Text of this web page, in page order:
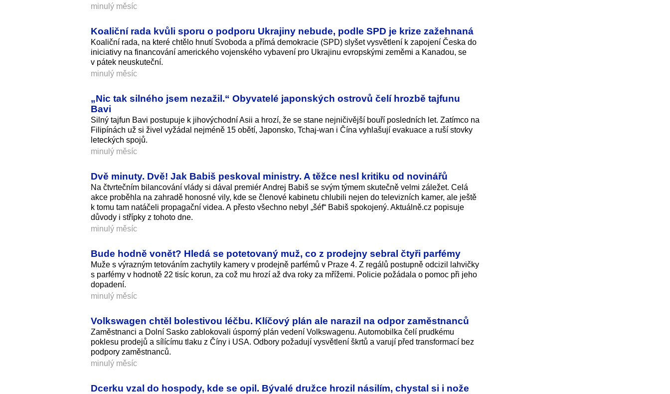
minulý měsíc
Koaliční rada kvůli sporu o podporu Ukrajiny nebude, podle SPD je krize zažehnaná
Koaliční rada, na které chtělo hnutí Svoboda a přímá demokracie (SPD) slyšet vysvětlení k zapojení Česka do
iniciativy na financování amerického vojenského vybavení pro Ukrajinu evropskými zeměmi a Kanadou, se
v pátek neuskuteční.
minulý měsíc
„Nic tak silného jsem nezažil.“ Obyvatelé japonských ostrovů čelí hrozbě tajfunu
Bavi
Silný tajfun Bavi postupuje k jihovýchodní Asii a hrozí, že se stane nejničivější bouří posledních let. Zatímco na
Filipínách už si živel vyžádal nejméně 15 obětí, Japonsko, Tchaj-wan i Čína vyhlašují evakuace a ruší stovky
leteckých spojů.
minulý měsíc
Dvě minuty. Dvě! Jak Babiš peskoval ministry. A těžce nesl kritiku od novinářů
Na čtvrtečním bilancování vlády si dával premiér Andrej Babiš se svým týmem skutečně velmi záležet. Celá
akce proběhla na zahradě honosné vily, kde se členové kabinetu chlubili nejen do televizních kamer, ale ještě
k tomu tam natáčeli propagační videa. A přesto všechno nebyl „šéf“ Babiš spokojený. Aktuálně.cz popisuje
důvody i střípky z tohoto dne.
minulý měsíc
Bude hodně vonět? Hledá se potetovaný muž, co z prodejny sebral čtyři parfémy
Muže s výrazným tetováním zachytily kamery v prodejně parfémů v Praze 4. Z regálů postupně odcizil lahvičky
s parfémy v hodnotě 22 tisíc korun, za což mu hrozí až dva roky za mřížemi. Policie požádala o pomoc při jeho
dopadení.
minulý měsíc
Volkswagen chtěl bolestivou léčbu. Klíčový plán ale narazil na odpor zaměstnanců
Zaměstnanci a Dolní Sasko zablokovali úsporný plán vedení Volkswagenu. Automobilka čelí prudkému
poklesu prodejů a sílícímu tlaku z Číny i USA. Odbory požadují vysvětlení škrtů a varují před transformací bez
podpory zaměstnanců.
minulý měsíc
Dcerku vzal do hospody, kde se opil. Bývalé družce hrozil násilím, chystal si i nože